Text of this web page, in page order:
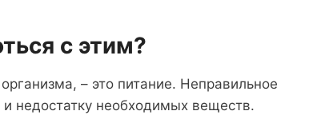
с этим?
– это питание. Неправильное
недостатку необходимых веществ.